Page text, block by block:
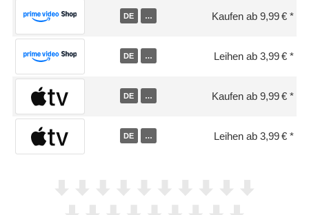
DE … Kaufen ab 9,99 €
DE … Leihen ab 3,99 €
DE … Kaufen ab 9,99 €
DE … Leihen ab 3,99 €